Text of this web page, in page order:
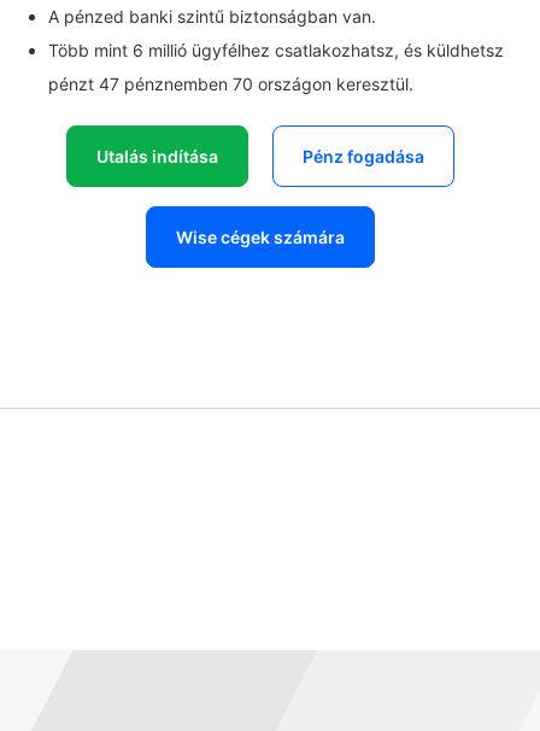
A pénzed banki szintű biztonságban van.
Több mint 6 millió ügyfélhez csatlakozhatsz, és küldhetsz
pénzt 47 pénznemben 70 országon keresztül.
Utalás indítása Pénz fogadása
Wise cégek számára